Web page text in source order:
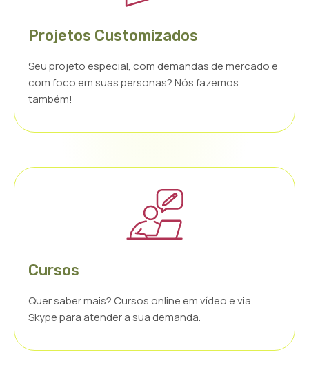
Projetos Customizados
Seu projeto especial, com demandas de mercado e
com foco em suas personas? Nós fazemos
também!
Cursos
Quer saber mais? Cursos online em vídeo e via
Skype para atender a sua demanda.